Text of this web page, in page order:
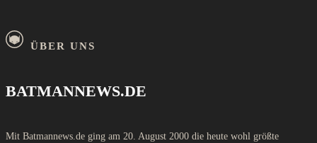
ÜBER UNS
BATMANNEWS.DE
Mit Batmannews.de ging am 20. August 2000 die heute wohl größte